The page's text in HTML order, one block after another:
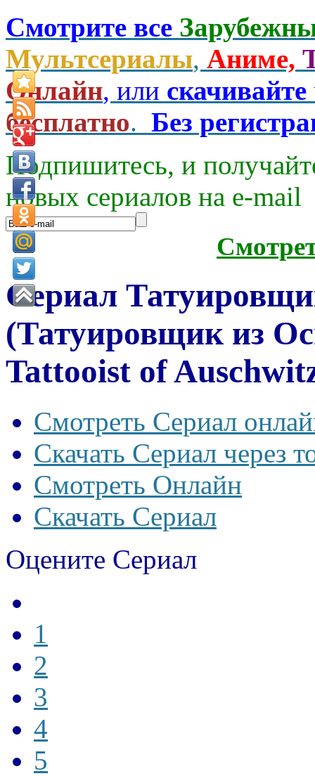
Смотрите все
Мультсериалы, Аниме,
Онлайн, или скачивайте
бесплатно. Без
Подпишитесь, и
новых сериалов на e-mаil
Сериал
(Татуировщик из
Tattooist of
Смотреть Сериал
Скачать Сериал через
Смотреть Онлайн
Скачать Сериал
Оцените Сериал
1
2
3
4
5